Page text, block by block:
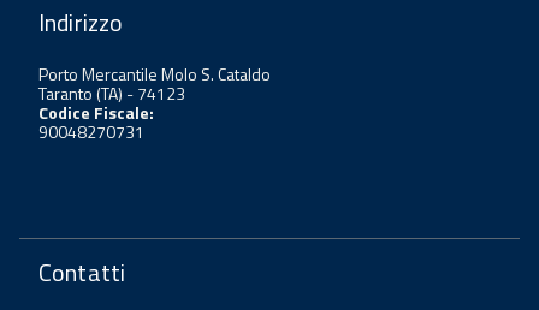
Indirizzo
Porto Mercantile Molo S. Cataldo
Taranto (TA) - 74123
Codice Fiscale:
90048270731
Contatti